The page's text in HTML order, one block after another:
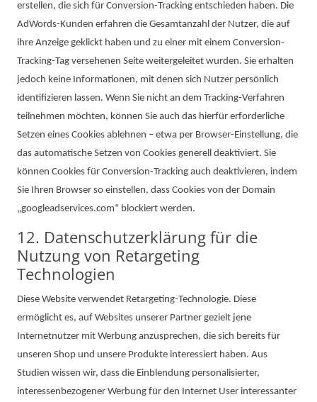
erstellen, die sich für Conversion-Tracking entschieden haben. Die
AdWords-Kunden erfahren die Gesamtanzahl der Nutzer, die auf
ihre Anzeige geklickt haben und zu einer mit einem Conversion-
Tracking-Tag versehenen Seite weitergeleitet wurden. Sie erhalten
jedoch keine Informationen, mit denen sich Nutzer persönlich
identifizieren lassen. Wenn Sie nicht an dem Tracking-Verfahren
teilnehmen möchten, können Sie auch das hierfür erforderliche
Setzen eines Cookies ablehnen – etwa per Browser-Einstellung, die
das automatische Setzen von Cookies generell deaktiviert. Sie
können Cookies für Conversion-Tracking auch deaktivieren, indem
Sie Ihren Browser so einstellen, dass Cookies von der Domain
„googleadservices.com“ blockiert werden.
12. Datenschutzerklärung für die
Nutzung von Retargeting
Technologien
Diese Website verwendet Retargeting-Technologie. Diese
ermöglicht es, auf Websites unserer Partner gezielt jene
Internetnutzer mit Werbung anzusprechen, die sich bereits für
unseren Shop und unsere Produkte interessiert haben. Aus
Studien wissen wir, dass die Einblendung personalisierter,
interessenbezogener Werbung für den Internet User interessanter